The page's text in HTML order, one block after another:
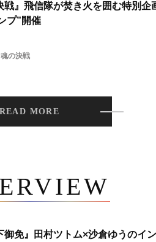
戦』飛信隊が焚き火を囲む特別
プ”開催
の決戦
READ MORE
御免』田村ツトム×沙倉ゆうのイ